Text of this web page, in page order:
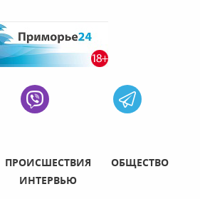
ПРОИСШЕСТВИЯ
ОБЩЕСТВО
ИНТЕРВЬЮ